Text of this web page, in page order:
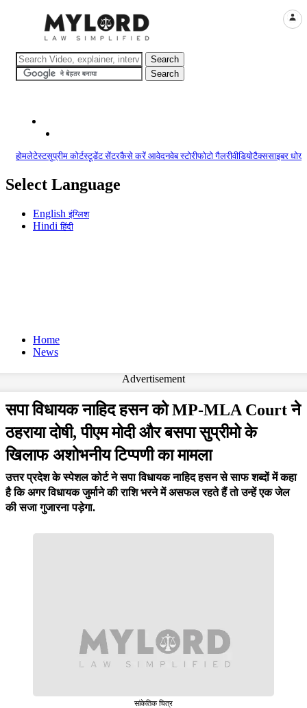
होमलेटेस्टसुप्रीम कोर्टस्टूडेंट सेंटरकैसे करें आवेदनवेब स्टोरीफोटो गैलरीवीडियोटैक्ससाइबर
Select Language
Englishइंग्लिश
Hindiहिंदी
Home
News
Advertisement
सपा विधायक नाहिद हसन को MP-MLA Court ने
ठहराया दोषी, पीएम मोदी और बसपा सुप्रीमो के
खिलाफ अशोभनीय टिप्पणी का मामला
उत्तर प्रदेश के स्पेशल कोर्ट ने सपा विधायक नाहिद हसन से साफ शब्दों में कहा
है कि अगर विधायक जुर्माने की राशि भरने में असफल रहते हैं तो उन्हें एक जेल
की सजा गुजारना पड़ेगा.
सांकेतिक चित्र